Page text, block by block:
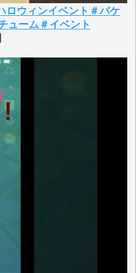
ロウィンイベント＃バケ
ューム＃イベント